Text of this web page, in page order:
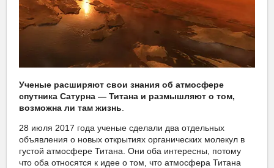
Ученые расширяют свои знания об атмосфере
спутника Сатурна — Титана и размышляют о том,
возможна ли там жизнь
28 июля 2017 года ученые сделали два отдельных
объявления о новых открытиях органических молекул в
густой атмосфере Титана. Они оба интересны, потому
что оба относятся к идее о том, что атмосфера Титана